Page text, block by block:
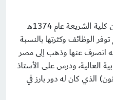
بعد تخرج الشيخ رحمه الله من كلية الشريعة عام 1374هـ
الوظائف وكثرتها بالنسبة
عنها وذهب إلى مصر
العالية، ودرس على الأستاذ
الذي كان له دور بارز في